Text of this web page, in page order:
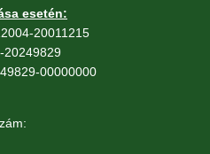
esetén:
20011215
20249829
00000000